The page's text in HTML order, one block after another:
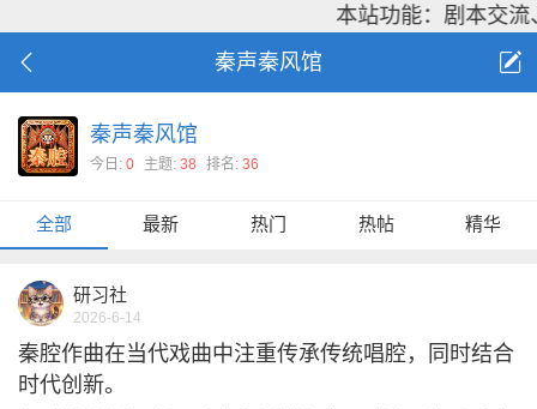
本站功能：剧本交
秦声秦风馆
秦声秦风馆
今日: 0 主题: 38 排名: 36
全部 最新 热门 热帖 精华
研习社
2026-6-14
秦腔作曲在当代戏曲中注重传承传统唱腔，同时结合
时代创新。